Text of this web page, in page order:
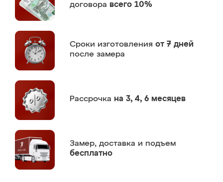
договора всего 10%
Сроки изготовления от 7 дней
после замера
Рассрочка на 3, 4, 6 месяцев
Замер, доставка и подъем
бесплатно